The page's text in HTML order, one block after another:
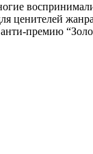
ценителей
премию